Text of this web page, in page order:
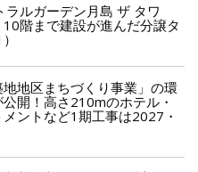
ルガーデン月島 ザ タワ
階まで建設が進んだ分譲タ
地区まちづくり事業」の環
開！高さ210mのホテル・
ントなど1期工事は2027・